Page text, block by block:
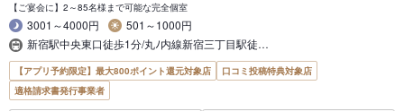
【ご宴会に】2～85名様まで可能な完全個室
3001～4000円
501～1000円
新宿駅中央東口徒歩1分/丸ﾉ内線新宿三丁目駅徒…
【アプリ予約限定】最大800ポイント還元対象店
口コミ投稿特典対象店
適格請求書発行事業者